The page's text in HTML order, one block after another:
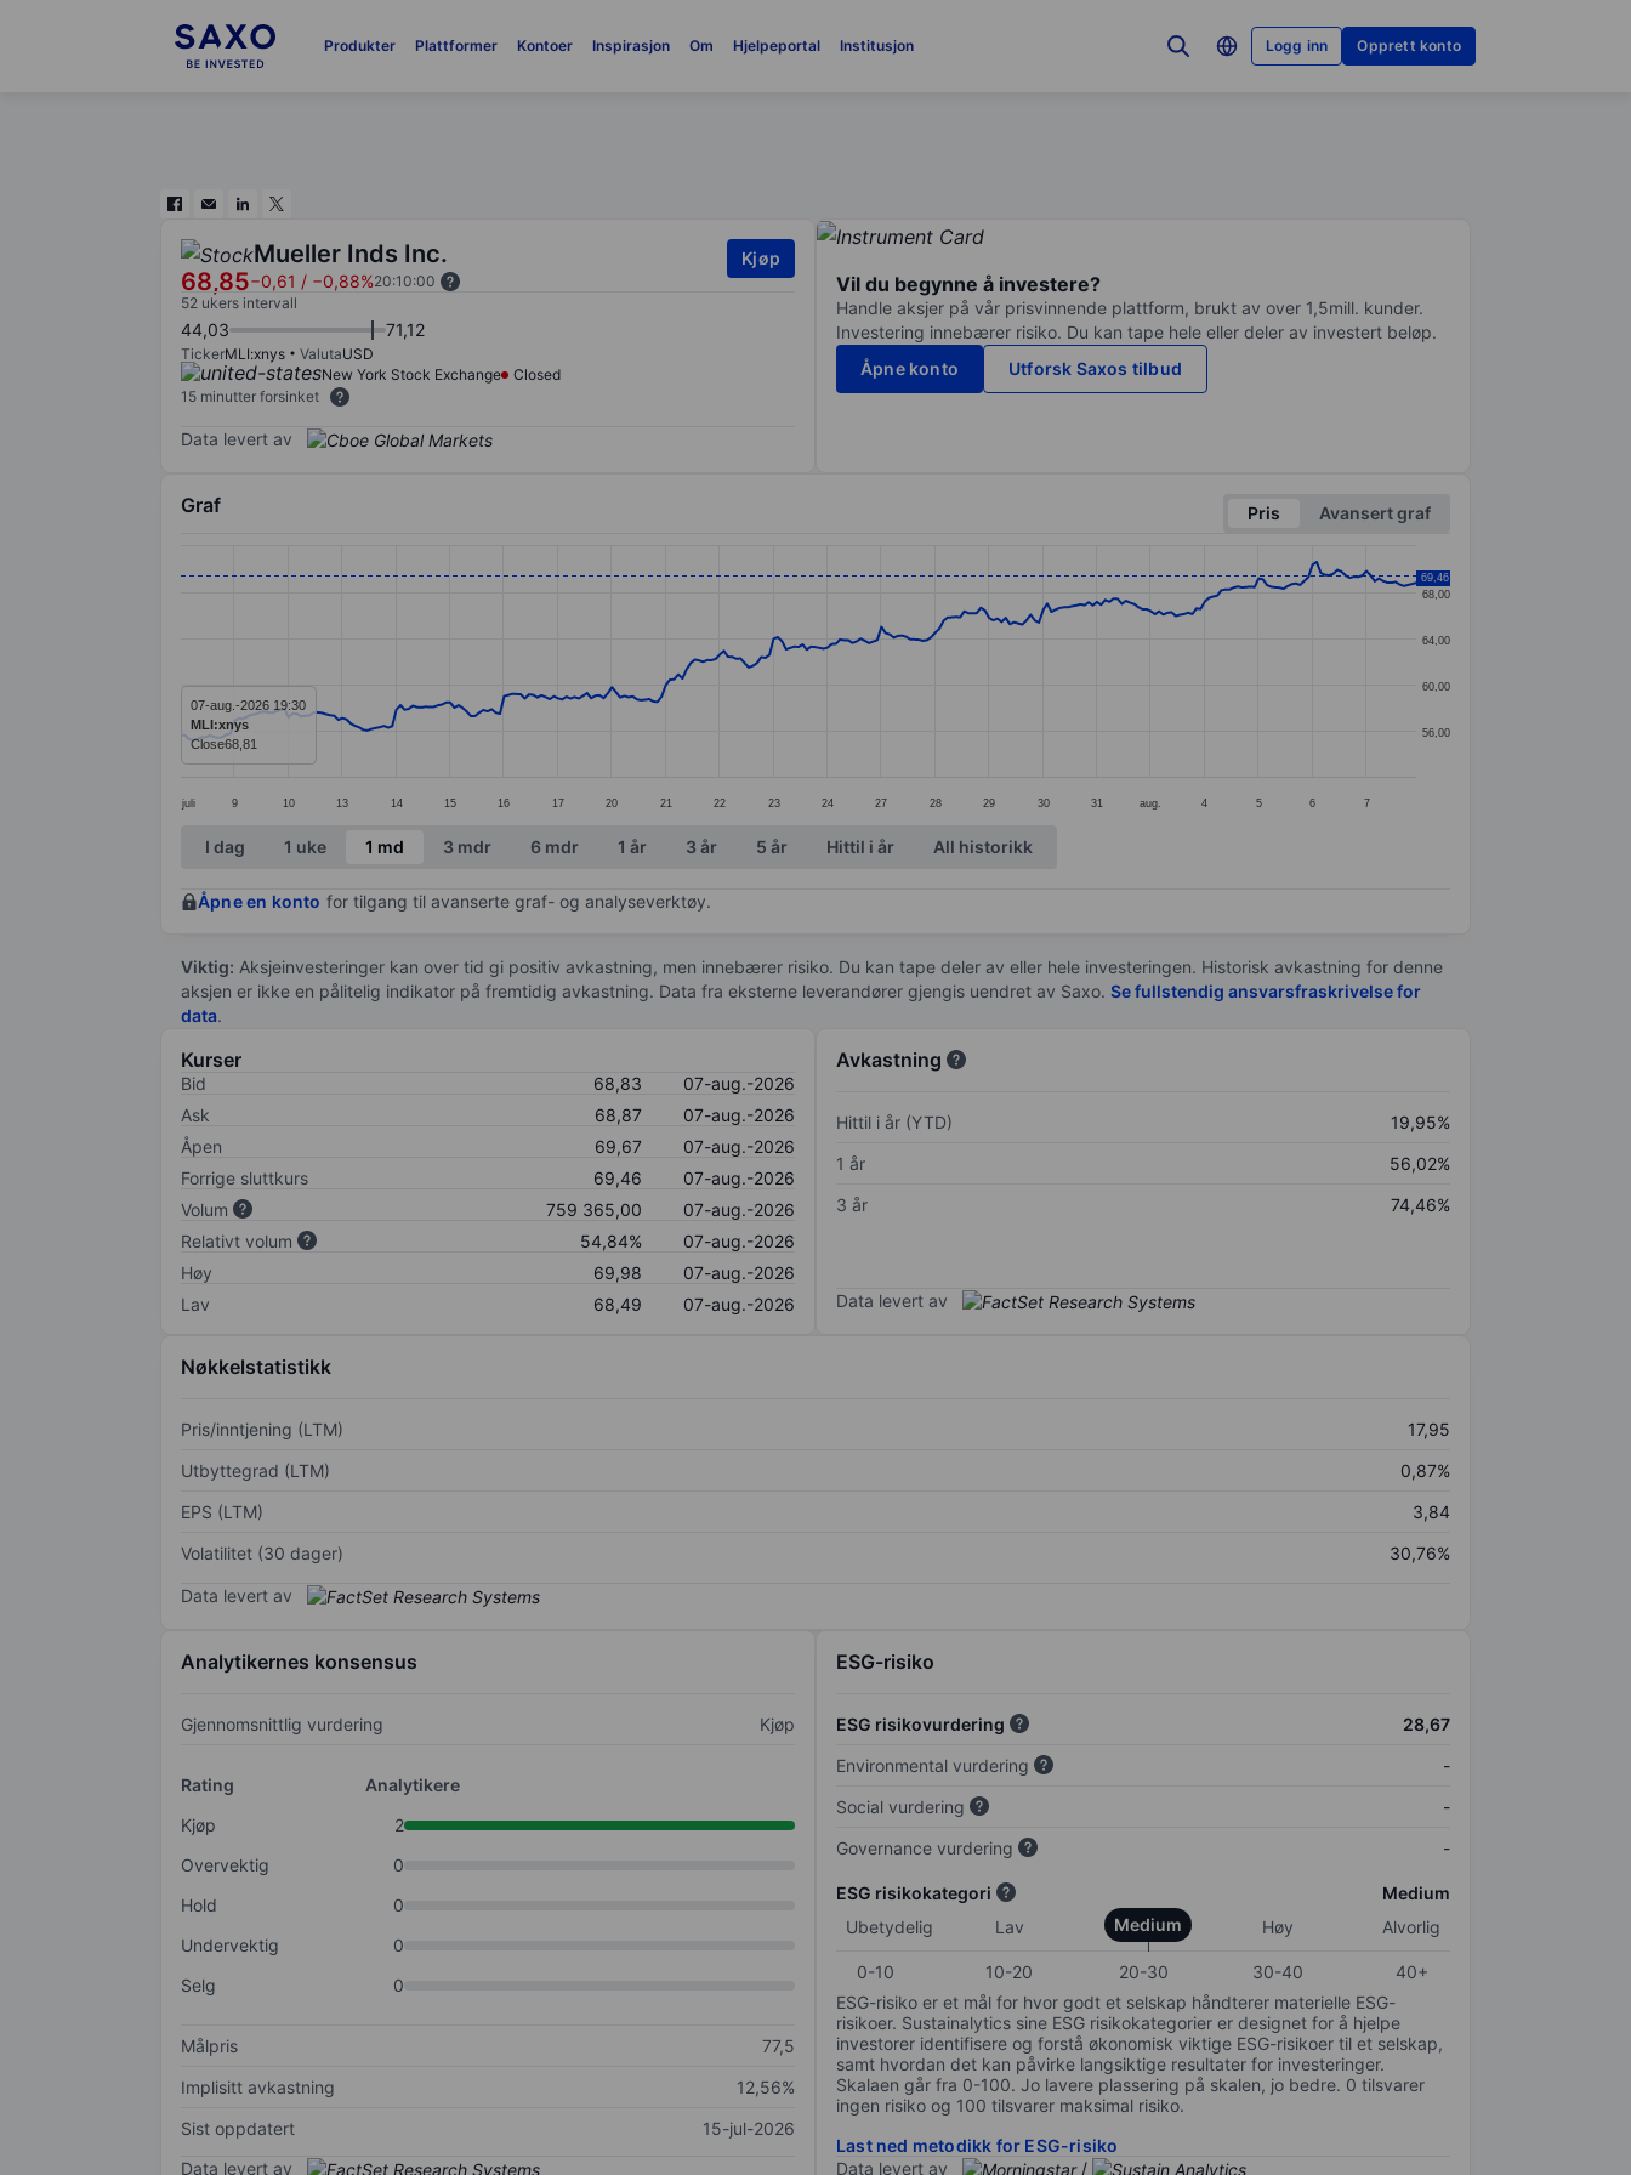
Produkter Plattformer Kontoer Inspirasjon Om Hjelpeportal Institusjon Logg inn Opprett konto
Mueller Inds Inc.
68,85−0,61 / −0,88%20:10:00
Kjøp
52 ukers intervall
44,03 71,12
TickerMLI:xnys ValutaUSD
New York Stock Exchange
Closed
15 minutter forsinket
Data levert av
Vil du begynne å investere?
Handle aksjer på vår prisvinnende plattform, brukt av over 1,5mill. kunder.
Investering innebærer risiko. Du kan tape hele eller deler av investert beløp.
Åpne konto
Utforsk Saxos tilbud
Graf Pris
Avansert graf
The chart has 1 Y axis displaying values. Data ranges from 55.16 to 70.64.
juli 9 10 13 14 15 16 17 20 21 22 23 24 27 28 29 30 31 aug. 4 5 6 7
56,00
60,00
64,00
68,00
69,46
07-aug.-2026 19:30
MLI:xnys
Close68,81
End of interactive chart.
I dag 1 uke 1 md 3 mdr 6 mdr 1 år 3 år 5 år Hittil i år All historikk
Åpne en konto for tilgang til avanserte graf- og analyseverktøy.
Viktig: Aksjeinvesteringer kan over tid gi positiv avkastning, men innebærer risiko. Du kan tape deler av eller hele investeringen. Historisk avkastning for denne
aksjen er ikke en pålitelig indikator på fremtidig avkastning. Data fra eksterne leverandører gjengis uendret av Saxo. Se fullstendig ansvarsfraskrivelse for
data.
Kurser
Bid 68,83
07-aug.-2026
Ask
68,87
07-aug.-2026
Åpen
69,67
07-aug.-2026
Forrige sluttkurs
69,46
07-aug.-2026
Volum
759 365,00
07-aug.-2026
Relativt volum
54,84%
07-aug.-2026
Høy
69,98
07-aug.-2026
Lav
68,49 07-aug.-2026
Avkastning
Hittil i år (YTD)
19,95%
1 år
56,02%
3 år
74,46%
Data levert av
Nøkkelstatistikk
Pris/inntjening (LTM)
17,95
Utbyttegrad (LTM)
0,87%
EPS (LTM)
3,84
Volatilitet (30 dager)
30,76%
Data levert av
Analytikernes konsensus
Gjennomsnittlig vurdering Kjøp
Rating
Analytikere
Kjøp
2
Overvektig
0
Hold
0
Undervektig
0
Selg
0
Målpris
77,5
Implisitt avkastning
12,56%
Sist oppdatert
15-jul-2026
Data levert av
ESG-risiko
ESG risikovurdering
28,67
Environmental vurdering
-
Social vurdering
-
Governance vurdering
-
ESG risikokategori
Medium
Ubetydelig
Lav Medium Høy Alvorlig
0-10 10-20 20-30 30-40
40+
ESG-risiko er et mål for hvor godt et selskap håndterer materielle ESG-
risikoer. Sustainalytics sine ESG risikokategorier er designet for å hjelpe
investorer identifisere og forstå økonomisk viktige ESG-risikoer til et selskap,
samt hvordan det kan påvirke langsiktige resultater for investeringer.
Skalaen går fra 0-100. Jo lavere plassering på skalen, jo bedre. 0 tilsvarer
ingen risiko og 100 tilsvarer maksimal risiko.
Last ned metodikk for ESG-risiko
Data levert av
/